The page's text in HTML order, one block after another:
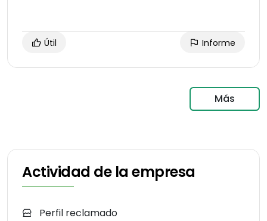
Útil Informe
Más
Actividad de la empresa
Perfil reclamado